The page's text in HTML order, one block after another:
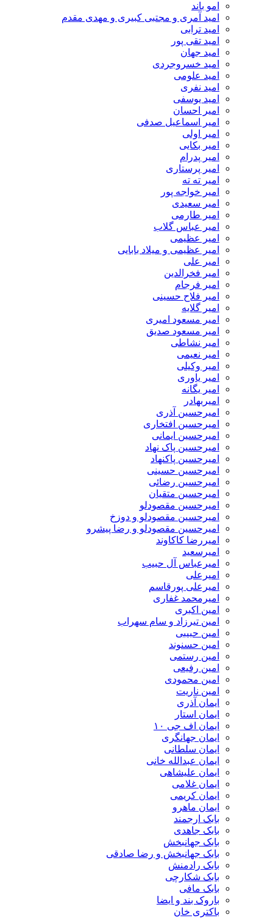
امو باند
امید آمری و مجتبی کبیری و مهدى مقدم
امید ترابی
امید تقی پور
امید جهان
امید خسروجردی
امید علومی
امید نفری
امید یوسفی
امیر احسان
امیر اسماعیل صدفی
امیر اولی
امیر بکایی
امیر پدرام
امیر پرستاری
امیر ته ته
امیر خواجه پور
امیر سعیدی
امیر طارمی
امیر عباس گلاب
امیر عظیمی
امیر عظیمی و میلاد بابایی
امیر علی
امیر فخرالدین
امیر فرجام
امیر فلاح حسینی
امیر گلایه
امیر مسعود امیری
امیر مسعود صدیق
امیر نشاطی
امیر نعیمی
امیر وکیلی
امیر یاوری
امیر یگانه
امیربهادر
امیرحسین آذری
امیرحسین افتخاری
امیرحسین ایمانی
امیرحسین پاک نهاد
امیرحسین پاکنهاد
امیرحسین حسینی
امیرحسین رضائی
امیرحسین متقیان
امیرحسین مقصودلو
امیرحسین مقصودلو و دوزخ
امیرحسین مقصودلو و رضا پیشرو
امیررضا کاکاوند
امیرسعید
امیرعباس آل حبیب
امیرعلی
امیرعلی پورقاسم
امیرمحمد غفاری
امین اکبری
امین تیرزاد و سام سهراب
امین حبیبی
امین حسنوند
امین رستمی
امین رفیعی
امین محمودی
امین ناریت
ایمان آذری
ایمان استار
ایمان اف جی ۱۰
ایمان جهانگری
ایمان سلطانی
ایمان عبدالله خانی
ایمان علیشاهی
ایمان غلامی
ایمان کریمی
ایمان ماهرو
بابک ارجمند
بابک جاهدی
بابک جهانبخش
بابک جهانبخش و رضا صادقی
بابک رادمنش
بابک شکارچی
بابک مافی
باروک بند و ایضا
باکتری خان